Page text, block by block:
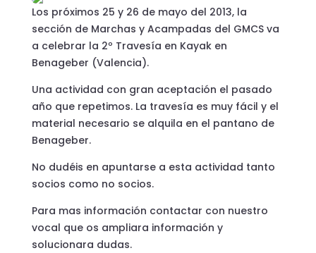
Los próximos 25 y 26 de mayo del 2013, la
sección de Marchas y Acampadas del GMCS va
a celebrar la 2º Travesía en Kayak en
Benageber (Valencia).
Una actividad con gran aceptación el pasado
año que repetimos. La travesía es muy fácil y el
material necesario se alquila en el pantano de
Benageber.
No dudéis en apuntarse a esta actividad tanto
socios como no socios.
Para mas información contactar con nuestro
vocal que os ampliara información y
solucionara dudas.